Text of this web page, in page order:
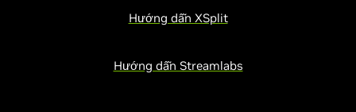
Hướng dẫn XSplit
Hướng dẫn Streamlabs